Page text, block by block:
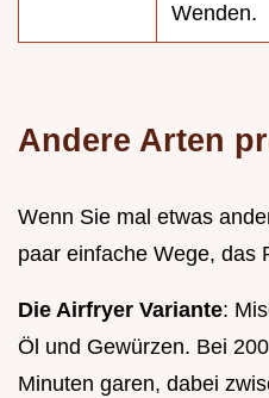
Wenden.
Andere Arten
Wenn Sie mal etwas
paar einfache Wege, das
Die Airfryer Variante:
Öl und Gewürzen. Bei
Minuten garen, dabei